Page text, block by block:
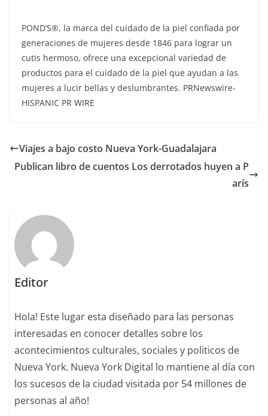
POND’S®, la marca del cuidado de la piel confiada por
generaciones de mujeres desde 1846 para lograr un
cutis hermoso, ofrece una excepcional variedad de
productos para el cuidado de la piel que ayudan a las
mujeres a lucir bellas y deslumbrantes. PRNewswire-
HISPANIC PR WIRE
Viajes a bajo costo Nueva York-Guadalajara
Publican libro de cuentos Los derrotados huyen a P
arís
Editor
Hola! Este lugar esta diseñado para las personas
interesadas en conocer detalles sobre los
acontecimientos culturales, sociales y politicos de
Nueva York. Nueva York Digital lo mantiene al día con
los sucesos de la ciudad visitada por 54 millones de
personas al año!